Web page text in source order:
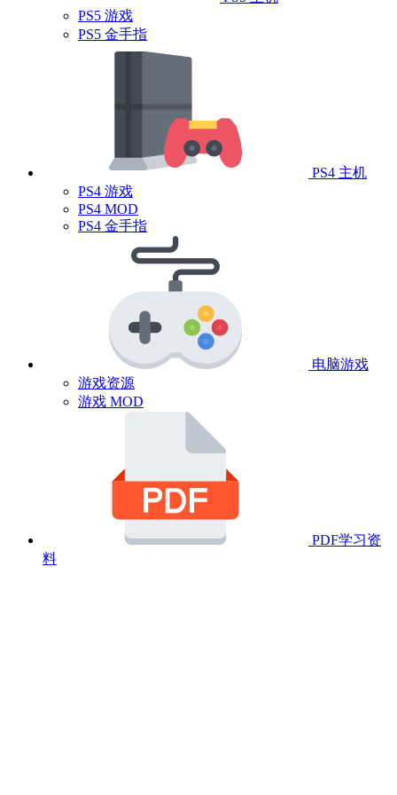
PS5 游戏
PS5 金手指
PS4 主机
PS4 游戏
PS4 MOD
PS4 金手指
电脑游戏
游戏资源
游戏 MOD
PDF学习资
料